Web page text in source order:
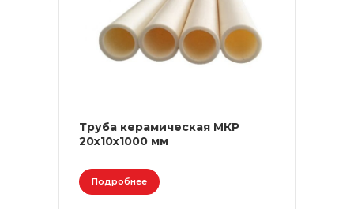
Труба керамическая МКР
20х10х1000 мм
Подробнее